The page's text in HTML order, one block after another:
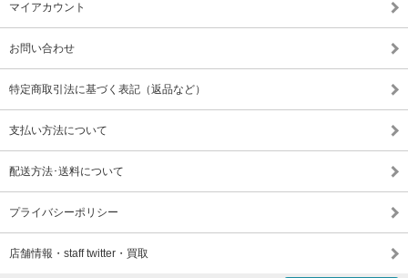
マイアカウント
お問い合わせ
特定商取引法に基づく表記（返品など）
支払い方法について
配送方法･送料について
プライバシーポリシー
店舗情報・staff twitter・買取